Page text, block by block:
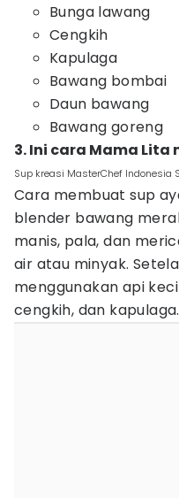
Bunga lawang
Cengkih
Kapulaga
Bawang bombai
Daun bawang
Bawang goreng
3. Ini cara Mama
Sup kreasi MasterChef Indonesia
Cara membuat sup
blender bawang
manis, pala, dan
air atau minyak.
menggunakan api
cengkih, dan kapulaga.